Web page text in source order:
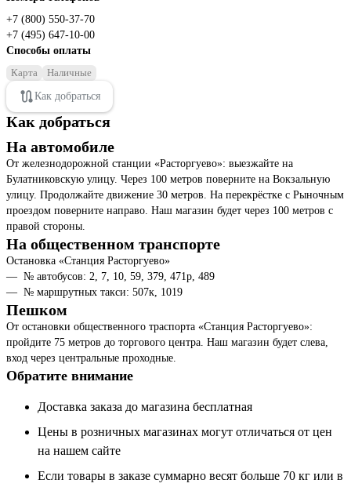
+7 (800) 550-37-70
+7 (495) 647-10-00
Способы оплаты
Карта
Наличные
Как добраться
Как добраться
На автомобиле
От железнодорожной станции «Расторгуево»: выезжайте на
Булатниковскую улицу. Через 100 метров поверните на Вокзальную
улицу. Продолжайте движение 30 метров. На перекрёстке с Рыночным
проездом поверните направо. Наш магазин будет через 100 метров с
правой стороны.
На общественном транспорте
Остановка «Станция Расторгуево»
№ автобусов: 2, 7, 10, 59, 379, 471р, 489
№ маршрутных такси: 507к, 1019
Пешком
От остановки общественного траспорта «Станция Расторгуево»:
пройдите 75 метров до торгового центра. Наш магазин будет слева,
вход через центральные проходные.
Обратите внимание
Доставка заказа до магазина бесплатная
Цены в розничных магазинах могут отличаться от цен
на нашем сайте
Если товары в заказе суммарно весят больше 70 кг или в